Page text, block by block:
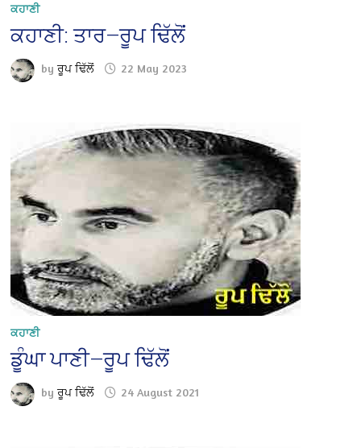
ਕਹਾਣੀ
ਕਹਾਣੀ: ਤਾਰ—ਰੂਪ ਢਿੱਲੋਂ
byਰੂਪ ਢਿੱਲੋਂ 22 May 2023
ਕਹਾਣੀ
ਡੂੰਘਾ ਪਾਣੀ—ਰੂਪ ਢਿੱਲੋਂ
byਰੂਪ ਢਿੱਲੋਂ 24 August 2021